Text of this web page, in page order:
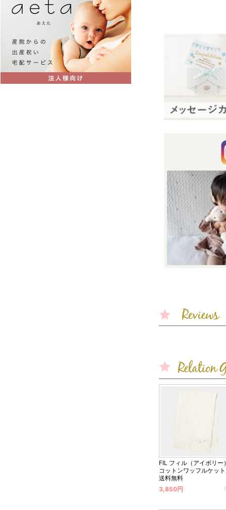
FIL フィル（アイボリー
コットンワッフルケット
送料無料
3,850円